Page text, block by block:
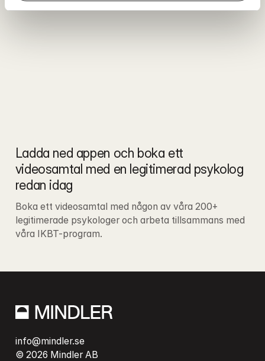
Ladda ned appen och boka ett
videosamtal med en legitimerad psykolog
redan idag
Boka ett videosamtal med någon av våra 200+
legitimerade psykologer och arbeta tillsammans med
våra IKBT-program.
info@mindler.se
© 2026 Mindler AB